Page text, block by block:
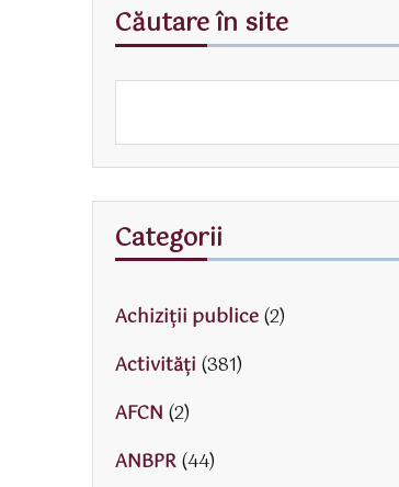
Căutare în site
Categorii
Achiziții publice(2)
Activităţi (381)
AFCN (2)
ANBPR(44)